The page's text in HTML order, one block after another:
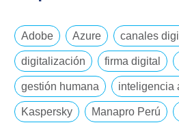
Adobe Azure canales
digitalización firma digital
gestión humana inteligencia
Kaspersky Manapro Perú